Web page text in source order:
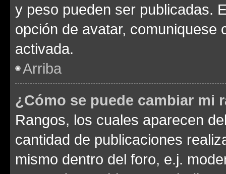
y peso pueden ser publicadas.
opción de avatar, comuniquese
activada.
Arriba
¿Cómo se puede cambiar mi
Rangos, los cuales aparecen
cantidad de publicaciones
mismo dentro del foro, e.j.